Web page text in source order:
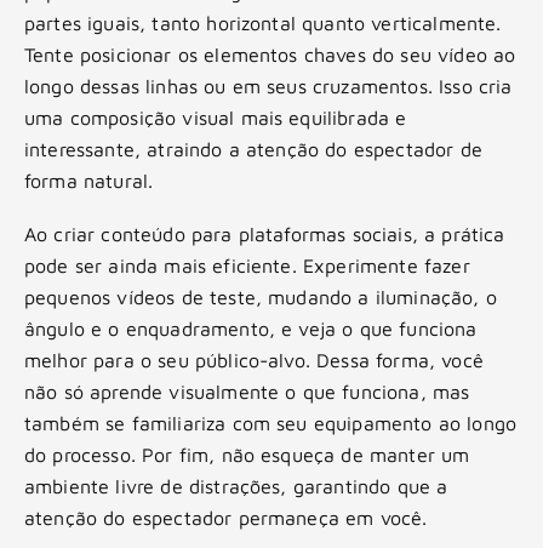
partes iguais, tanto horizontal quanto verticalmente.
Tente posicionar os elementos chaves do seu vídeo ao
longo dessas linhas ou em seus cruzamentos. Isso cria
uma composição visual mais equilibrada e
interessante, atraindo a atenção do espectador de
forma natural.
Ao criar conteúdo para plataformas sociais, a prática
pode ser ainda mais eficiente. Experimente fazer
pequenos vídeos de teste, mudando a iluminação, o
ângulo e o enquadramento, e veja o que funciona
melhor para o seu público-alvo. Dessa forma, você
não só aprende visualmente o que funciona, mas
também se familiariza com seu equipamento ao longo
do processo. Por fim, não esqueça de manter um
ambiente livre de distrações, garantindo que a
atenção do espectador permaneça em você.